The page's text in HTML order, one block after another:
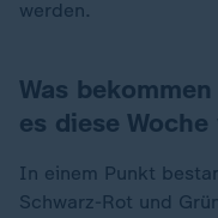
werden.
Was
es diese
In einem Punkt
Schwarz-Rot und